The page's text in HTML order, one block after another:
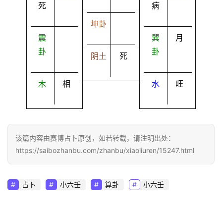
死
震
卦
木 相
坤卦
阴土 死
病
巽
卦
月
水 旺
该篇内容由赛博占卜原创，如若转载，请注明出处：
https://saibozhanbu.com/zhanbu/xiaoliuren/15247.html
占卜 小六壬 算卦 小六壬